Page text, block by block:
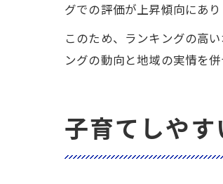
グでの評価が上昇傾向にあり
このため、ランキングの高
ングの動向と地域の実情を
子育てしや